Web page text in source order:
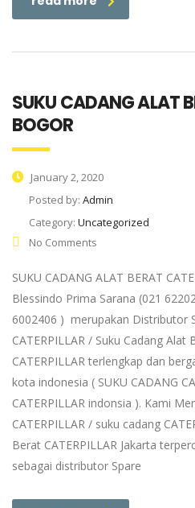
SUKU CADANG ALAT
BOGOR
January 2, 2020
Posted by: Admin
Category: Uncategorized
No Comments
SUKU CADANG ALAT BERAT
Blessindo Prima Sarana (021
6002406 ) merupakan Distributor
CATERPILLAR / Suku Cadang Alat
CATERPILLAR terlengkap dan
kota indonesia ( SUKU CADANG
CATERPILLAR indonsia ). Kami
CATERPILLAR / suku cadang
Berat CATERPILLAR Jakarta
sebagai distributor Spare